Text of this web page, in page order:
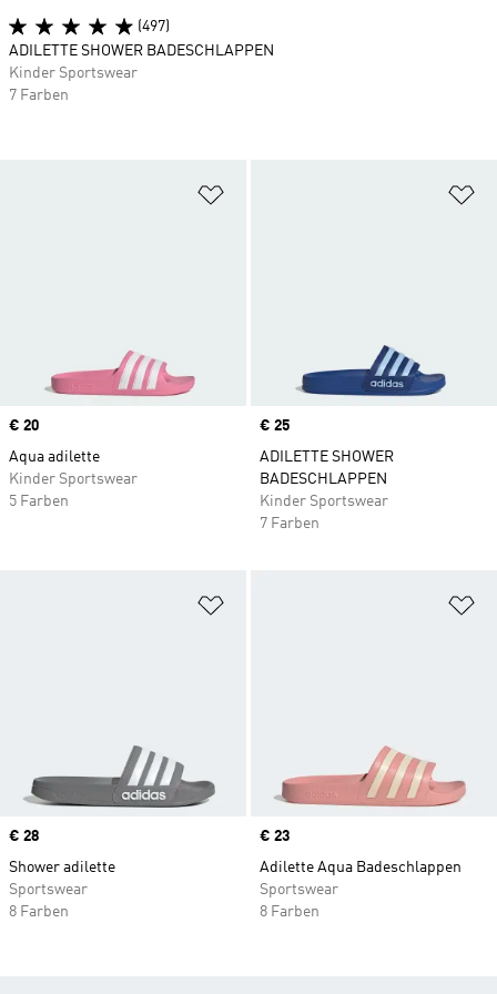
Price
€ 20
Aqua adilette
Kinder Sportswear
5 Farben
Price
€ 25
ADILETTE SHOWER
BADESCHLAPPEN
Kinder Sportswear
7 Farben
Price
€ 28
Shower adilette
Sportswear
8 Farben
Price
€ 23
Adilette Aqua Badeschlappen
Sportswear
8 Farben
(497)
ADILETTE SHOWER BADESCHLAPPEN
Kinder Sportswear
7 Farben